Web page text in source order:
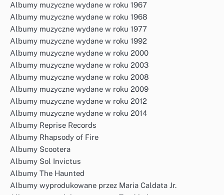
Albumy muzyczne wydane w roku 1967
Albumy muzyczne wydane w roku 1968
Albumy muzyczne wydane w roku 1977
Albumy muzyczne wydane w roku 1992
Albumy muzyczne wydane w roku 2000
Albumy muzyczne wydane w roku 2003
Albumy muzyczne wydane w roku 2008
Albumy muzyczne wydane w roku 2009
Albumy muzyczne wydane w roku 2012
Albumy muzyczne wydane w roku 2014
Albumy Reprise Records
Albumy Rhapsody of Fire
Albumy Scootera
Albumy Sol Invictus
Albumy The Haunted
Albumy wyprodukowane przez Maria Caldata Jr.